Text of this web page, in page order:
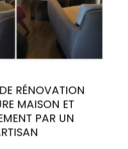
RÉNOVATION
MAISON ET
PAR UN